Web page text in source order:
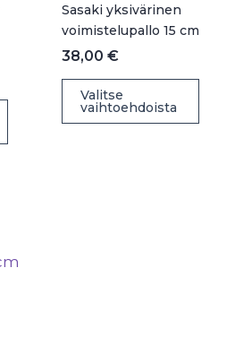
Tällä
tuotteella
tehdä
Sasaki yksivärinen
voimistelupallo 15 cm
38,00 €
Valitse
vaihtoehdoista
Tällä